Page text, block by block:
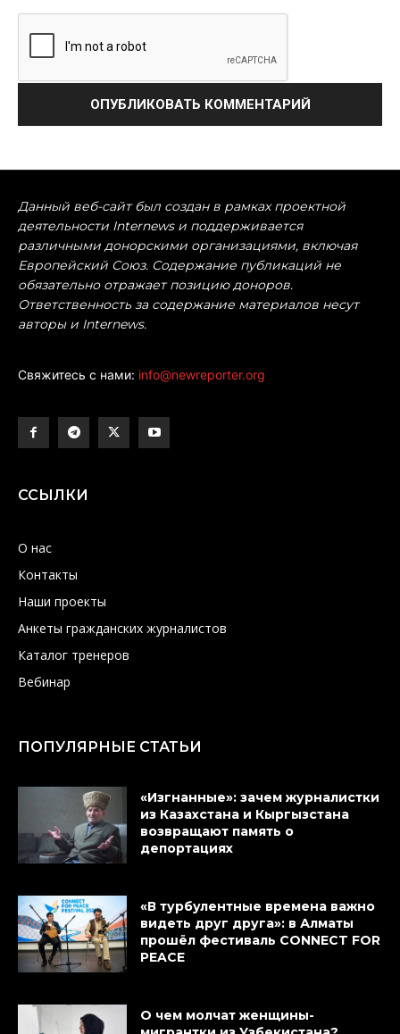
Данный веб-сайт был создан в рамках проектной
деятельности Internews и поддерживается
различными донорскими организациями, включая
Европейский Союз. Содержание публикаций не
обязательно отражает позицию доноров.
Ответственность за содержание материалов несут
авторы и Internews.
Свяжитесь с нами: info@newreporter.org
ССЫЛКИ
О нас
Контакты
Наши проекты
Анкеты гражданских журналистов
Каталог тренеров
Вебинар
ПОПУЛЯРНЫЕ СТАТЬИ
«Изгнанные»: зачем журналистки
из Казахстана и Кыргызстана
возвращают память о
депортациях
«В турбулентные времена важно
видеть друг друга»: в Алматы
прошёл фестиваль CONNECT FOR
PEACE
О чем молчат женщины-